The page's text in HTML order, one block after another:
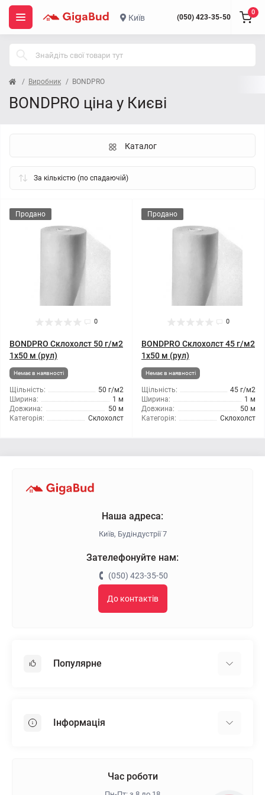
Київ (050) 423-35-50
0
Виробник BONDPRO
BONDPRO ціна у Києві
Каталог
Продано
0
BONDPRO Склохолст 50 г/м2
1x50 м (рул)
Немає в наявності
Щільність:
50 г/м2
Ширина:
1 м
Довжина:
50 м
Категорія:
Склохолст
Продано
0
BONDPRO Склохолст 45 г/м2
1x50 м (рул)
Немає в наявності
Щільність:
45 г/м2
Ширина:
1 м
Довжина:
50 м
Категорія:
Склохолст
Наша адреса:
Київ, Будіндустрії 7
Зателефонуйте нам:
(050) 423-35-50
До контактів
Популярне
Пінопласт
Інформація
Час роботи